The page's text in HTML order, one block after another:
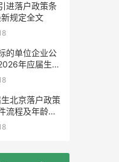
进落户政策条
规定全文
的单位企业公
年应届生留
北京落户政策
流程及年龄限